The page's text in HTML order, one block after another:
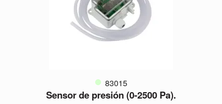
83015
Sensor de presión (0-2500 Pa).